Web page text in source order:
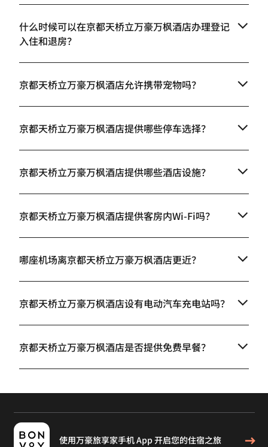
什么时候可以在京都天桥立万豪万枫酒店办理登记
入住和退房？
京都天桥立万豪万枫酒店允许携带宠物吗？
京都天桥立万豪万枫酒店提供哪些停车选择？
京都天桥立万豪万枫酒店提供哪些酒店设施？
京都天桥立万豪万枫酒店提供客房内Wi-Fi吗？
哪座机场离京都天桥立万豪万枫酒店更近？
京都天桥立万豪万枫酒店设有电动汽车充电站吗？
京都天桥立万豪万枫酒店是否提供免费早餐？
使用万豪旅享家手机 App 开启您的住宿之旅